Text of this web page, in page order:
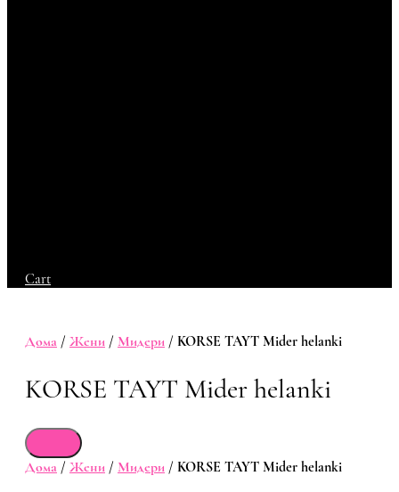
Cart
Дома / Жени / Мидери / KORSE TAYT Mider helanki
KORSE TAYT Mider helanki
Дома / Жени / Мидери / KORSE TAYT Mider helanki